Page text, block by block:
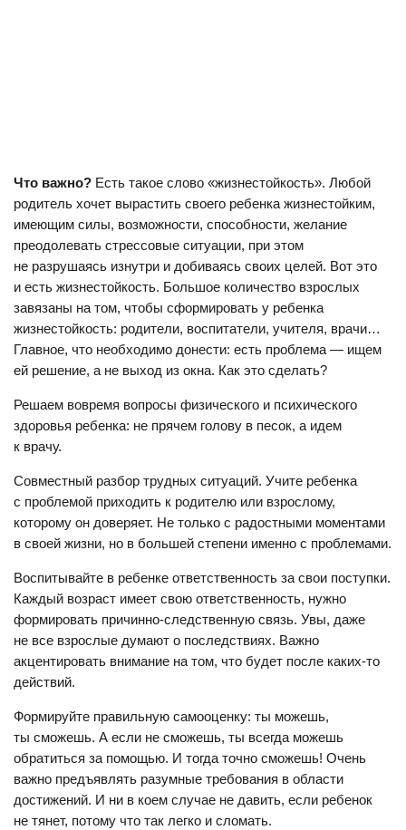
Что важно? Есть такое слово «жизнестойкость». Любой
родитель хочет вырастить своего ребенка жизнестойким,
имеющим силы, возможности, способности, желание
преодолевать стрессовые ситуации, при этом
не разрушаясь изнутри и добиваясь своих целей. Вот это
и есть жизнестойкость. Большое количество взрослых
завязаны на том, чтобы сформировать у ребенка
жизнестойкость: родители, воспитатели, учителя, врачи…
Главное, что необходимо донести: есть проблема — ищем
ей решение, а не выход из окна. Как это сделать?
Решаем вовремя вопросы физического и психического
здоровья ребенка: не прячем голову в песок, а идем
к врачу.
Совместный разбор трудных ситуаций. Учите ребенка
с проблемой приходить к родителю или взрослому,
которому он доверяет. Не только с радостными моментами
в своей жизни, но в большей степени именно с проблемами.
Воспитывайте в ребенке ответственность за свои поступки.
Каждый возраст имеет свою ответственность, нужно
формировать причинно-следственную связь. Увы, даже
не все взрослые думают о последствиях. Важно
акцентировать внимание на том, что будет после каких-то
действий.
Формируйте правильную самооценку: ты можешь,
ты сможешь. А если не сможешь, ты всегда можешь
обратиться за помощью. И тогда точно сможешь! Очень
важно предъявлять разумные требования в области
достижений. И ни в коем случае не давить, если ребенок
не тянет, потому что так легко и сломать.